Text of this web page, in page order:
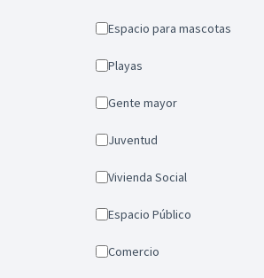
Espacio para mascotas
Playas
Gente mayor
Juventud
Vivienda Social
Espacio Público
Comercio